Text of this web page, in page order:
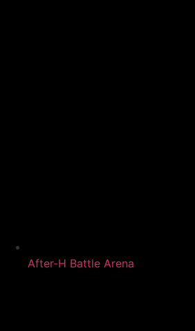
After-H Battle Arena